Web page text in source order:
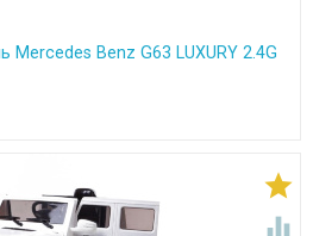
Mercedes Benz G63 LUXURY 2.4G

